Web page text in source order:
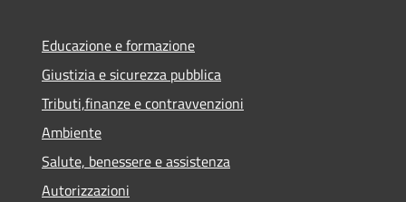
Educazione e formazione
Giustizia e sicurezza pubblica
Tributi,finanze e contravvenzioni
Ambiente
Salute, benessere e assistenza
Autorizzazioni